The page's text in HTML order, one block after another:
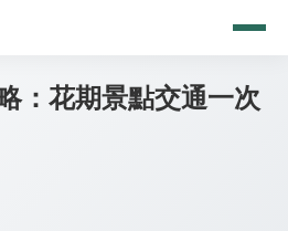
：花期景點交通一次